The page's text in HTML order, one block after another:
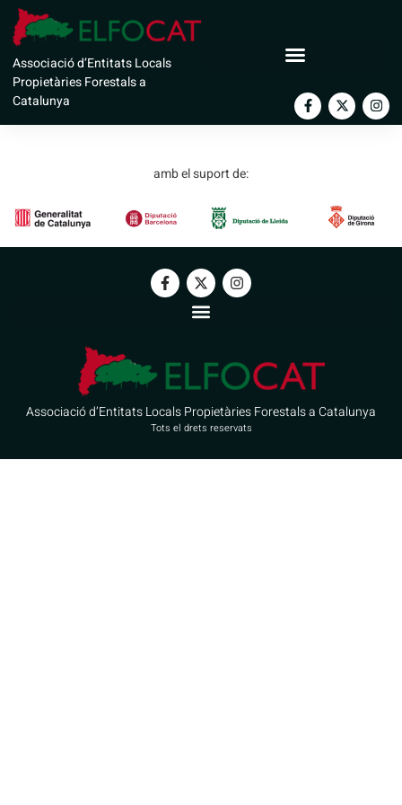
Associació d’Entitats Locals
Propietàries Forestals a
Catalunya
Ajuntament de
Castellar del Vallès
amb el suport de:
Associació d’Entitats Locals Propietàries Forestals a Catalunya
Tots el drets reservats